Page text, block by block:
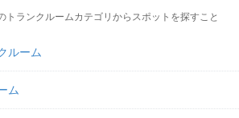
トランクルームカテゴリからスポットを探すこと
ルーム
ム